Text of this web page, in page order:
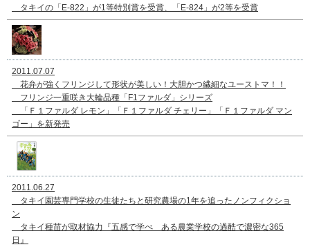
タキイの「E-822」が1等特別賞を受賞、「E-824」が2等を受賞
2011.07.07
花弁が強くフリンジして形状が美しい！大胆かつ繊細なユーストマ！！
フリンジ一重咲き大輪品種「F1ファルダ」シリーズ
「Ｆ１ファルダ レモン」「Ｆ１ファルダ チェリー」「Ｆ１ファルダ マン
ゴー」を新発売
2011.06.27
タキイ園芸専門学校の生徒たちと研究農場の1年を追ったノンフィクショ
ン
タキイ種苗が取材協力『五感で学べ ある農業学校の過酷で濃密な365
日』